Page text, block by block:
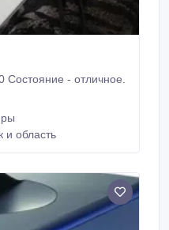
- отличное.
и область